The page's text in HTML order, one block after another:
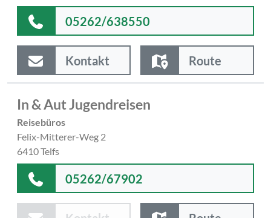
05262/638550
Kontakt Route
In & Aut Jugendreisen
Reisebüros
Felix-Mitterer-Weg 2
6410 Telfs
05262/67902